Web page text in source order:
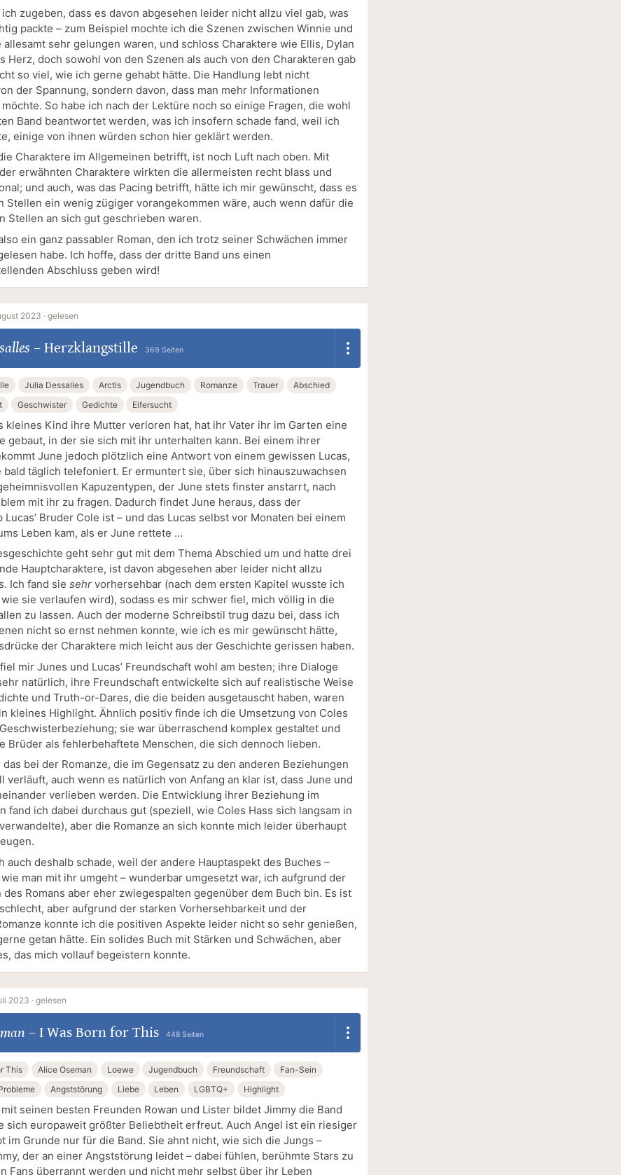
zugeben, dass es davon abgesehen leider nicht allzu viel gab, was
packte – zum Beispiel mochte ich die Szenen zwischen Winnie und
allesamt sehr gelungen waren, und schloss Charaktere wie Ellis, Dylan
Herz, doch sowohl von den Szenen als auch von den Charakteren gab
so viel, wie ich gerne gehabt hätte. Die Handlung lebt nicht
der Spannung, sondern davon, dass man mehr Informationen
So habe ich nach der Lektüre noch so einige Fragen, die wohl
Band beantwortet werden, was ich insofern schade fand, weil ich
einige von ihnen würden schon hier geklärt werden.
Charaktere im Allgemeinen betrifft, ist noch Luft nach oben. Mit
erwähnten Charaktere wirkten die allermeisten recht blass und
und auch, was das Pacing betrifft, hätte ich mir gewünscht, dass es
Stellen ein wenig zügiger vorangekommen wäre, auch wenn dafür die
Stellen an sich gut geschrieben waren.
ein ganz passabler Roman, den ich trotz seiner Schwächen immer
habe. Ich hoffe, dass der dritte Band uns einen
Abschluss geben wird!
2023 ·gelesen
– Herzklangstille 369 Seiten
Julia Dessalles Arctis Jugendbuch Romanze Trauer
Abschied
Geschwister Gedichte Eifersucht
kleines Kind ihre Mutter verloren hat, hat ihr Vater ihr im Garten eine
gebaut, in der sie sich mit ihr unterhalten kann. Bei einem ihrer
June jedoch plötzlich eine Antwort von einem gewissen Lucas,
bald täglich telefoniert. Er ermuntert sie, über sich hinauszuwachsen
Kapuzentypen, der June stets finster anstarrt, nach
mit ihr zu fragen. Dadurch findet June heraus, dass der
Lucas’ Bruder Cole ist – und das Lucas selbst vor Monaten bei einem
Leben kam, als er June rettete …
geht sehr gut mit dem Thema Abschied um und hatte drei
Hauptcharaktere, ist davon abgesehen aber leider nicht allzu
Ich fand sie sehr vorhersehbar (nach dem ersten Kapitel wusste ich
sie verlaufen wird), sodass es mir schwer fiel, mich völlig in die
zu lassen. Auch der moderne Schreibstil trug dazu bei, dass ich
nicht so ernst nehmen konnte, wie ich es mir gewünscht hätte,
der Charaktere mich leicht aus der Geschichte gerissen haben.
mir Junes und Lucas’ Freundschaft wohl am besten; ihre Dialoge
natürlich, ihre Freundschaft entwickelte sich auf realistische Weise
und Truth-or-Dares, die die beiden ausgetauscht haben, waren
kleines Highlight. Ähnlich positiv finde ich die Umsetzung von Coles
Geschwisterbeziehung; sie war überraschend komplex gestaltet und
Brüder als fehlerbehaftete Menschen, die sich dennoch lieben.
bei der Romanze, die im Gegensatz zu den anderen Beziehungen
verläuft, auch wenn es natürlich von Anfang an klar ist, dass June und
verlieben werden. Die Entwicklung ihrer Beziehung im
fand ich dabei durchaus gut (speziell, wie Coles Hass sich langsam in
aber die Romanze an sich konnte mich leider überhaupt
auch deshalb schade, weil der andere Hauptaspekt des Buches –
man mit ihr umgeht – wunderbar umgesetzt war, ich aufgrund der
des Romans aber eher zwiegespalten gegenüber dem Buch bin. Es ist
aber aufgrund der starken Vorhersehbarkeit und der
konnte ich die positiven Aspekte leider nicht so sehr genießen,
getan hätte. Ein solides Buch mit Stärken und Schwächen, aber
das mich vollauf begeistern konnte.
2023 · gelesen
– I Was Born for This 448 Seiten
This Alice Oseman Loewe Jugendbuch Freundschaft
Fan-Sein
Angststörung Liebe Leben LGBTQ+ Highlight
seinen besten Freunden Rowan und Lister bildet Jimmy die Band
sich europaweit größter Beliebtheit erfreut. Auch Angel ist ein riesiger
im Grunde nur für die Band. Sie ahnt nicht, wie sich die Jungs –
der an einer Angststörung leidet – dabei fühlen, berühmte Stars zu
Fans überrannt werden und nicht mehr selbst über ihr Leben